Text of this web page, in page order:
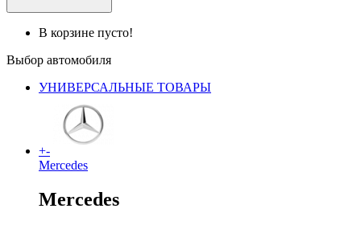
В корзине пусто!
Выбор автомобиля
УНИВЕРСАЛЬНЫЕ ТОВАРЫ
+-
Mercedes
Mercedes